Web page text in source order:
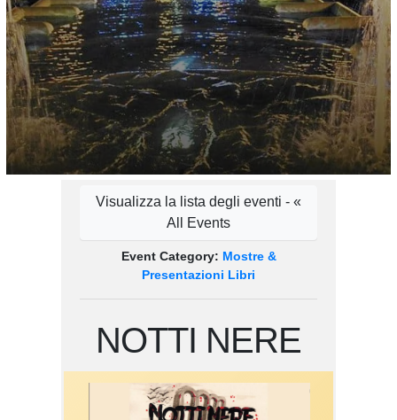
Visualizza la lista degli eventi - «
All Events
Event Category: Mostre &
Presentazioni Libri
NOTTI NERE